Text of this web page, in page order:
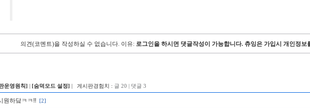
의견(코멘트)을 작성하실 수 없습니다. 이유: 로그인을 하시면 댓글작성이 가능합니다. 츄잉은 가입시 개인정보
운영원칙] | [숨덕모드 설정] | 게시판경험치 : 글 20 | 댓글 3
원하닼ㅋㅋ!! [2]